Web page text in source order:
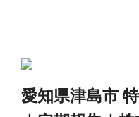
愛知県津島市